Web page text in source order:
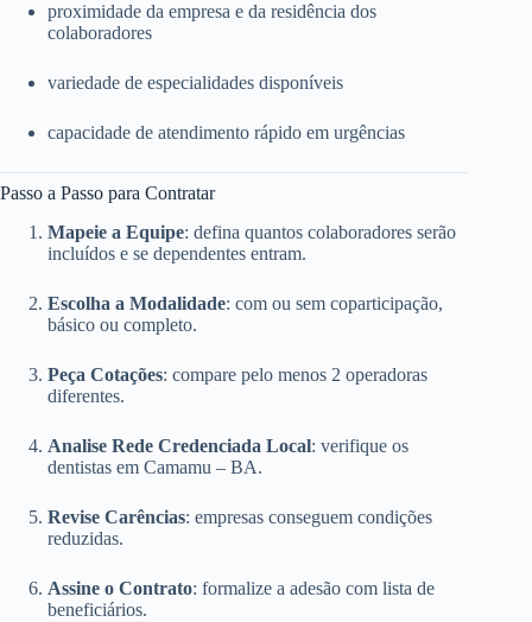
proximidade da empresa e da residência dos
colaboradores
variedade de especialidades disponíveis
capacidade de atendimento rápido em urgências
Passo a Passo para Contratar
Mapeie a Equipe: defina quantos colaboradores serão
incluídos e se dependentes entram.
Escolha a Modalidade: com ou sem coparticipação,
básico ou completo.
Peça Cotações: compare pelo menos 2 operadoras
diferentes.
Analise Rede Credenciada Local: verifique os
dentistas em Camamu – BA.
Revise Carências: empresas conseguem condições
reduzidas.
Assine o Contrato: formalize a adesão com lista de
beneficiários.